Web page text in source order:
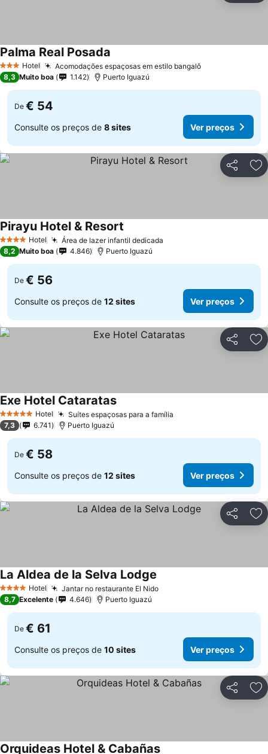
3 EstrelasHotel Acomodações espaçosas em estilo bangalô
Palma Real Posada
8,3 Muito boa 1.142 Puerto Iguazú
De € 54
Consulte os preços de 8 sites Ver preços
Partilhar
4 EstrelasHotel Área de lazer infantil dedicada
Pirayu Hotel & Resort
8,2 Muito boa 4.846 Puerto Iguazú
De € 56
Consulte os preços de 12 sites Ver preços
Partilhar
5 Estrelas Hotel Suítes espaçosas para a família
Exe Hotel Cataratas
7,3 6.741 Puerto Iguazú
De € 58
Consulte os preços de 12 sites Ver preços
Partilhar
4 EstrelasHotel Jantar no restaurante El Nido
La Aldea de la Selva Lodge
8,7 Excelente 4.646 Puerto Iguazú
De € 61
Consulte os preços de 10 sites Ver preços
Partilhar
Orquideas Hotel & Cabañas